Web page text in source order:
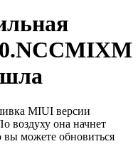
MIUI версии
воздуху она начнет
вы можете обновиться